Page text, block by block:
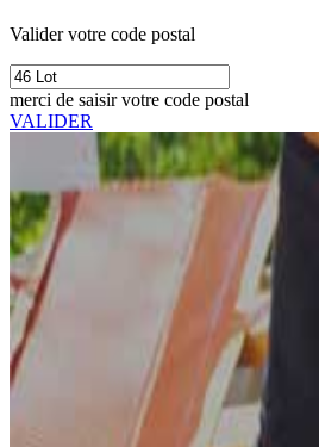
Valider votre code postal
merci de saisir votre code postal
VALIDER